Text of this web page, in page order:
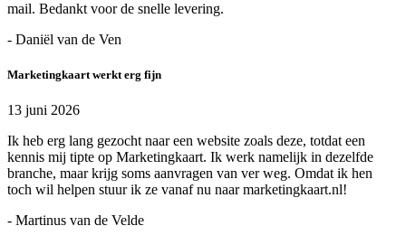
mail. Bedankt voor de snelle levering.
- Daniël van de Ven
Marketingkaart werkt erg fijn
13 juni 2026
Ik heb erg lang gezocht naar een website zoals deze, totdat een
kennis mij tipte op Marketingkaart. Ik werk namelijk in dezelfde
branche, maar krijg soms aanvragen van ver weg. Omdat ik hen
toch wil helpen stuur ik ze vanaf nu naar marketingkaart.nl!
- Martinus van de Velde